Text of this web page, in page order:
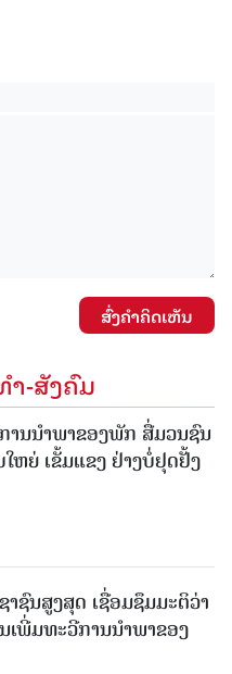
ສົ່ງຄໍາຄິດເຫັນ
-ສັງຄົມ
ານນໍາພາຂອງພັກ ສື່ມວນຊົນ
ໃຫຍ່ ເຂັ້ມແຂງ ຢ່າງບໍ່ຢຸດຢັ້ງ
າຊົນສູງສຸດ ເຊື່ອມຊຶມມະຕິວ່າ
ເພີ່ມທະວີການນຳພາຂອງ